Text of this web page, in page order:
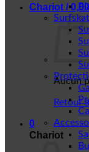
Chariot /
Aucun
Retour
0
Chariot